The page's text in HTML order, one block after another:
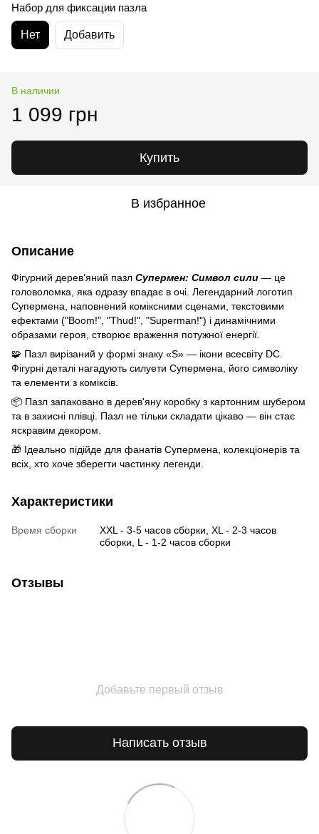
Набор для фиксации пазла
Нет Добавить
В наличии
1 099 грн
Купить
В избранное
Описание
Фігурний дерев’яний пазл Супермен: Символ сили — це
головоломка, яка одразу впадає в очі. Легендарний логотип
Супермена, наповнений коміксними сценами, текстовими
ефектами ("Boom!", "Thud!", "Superman!") і динамічними
образами героя, створює враження потужної енергії.
🧩 Пазл вирізаний у формі знаку «S» — ікони всесвіту DC.
Фігурні деталі нагадують силуети Супермена, його символіку
та елементи з коміксів.
📦 Пазл запаковано в дерев'яну коробку з картонним шубером
та в захисні плівці. Пазл не тільки складати цікаво — він стає
яскравим декором.
🎁 Ідеально підійде для фанатів Супермена, колекціонерів та
всіх, хто хоче зберегти частинку легенди.
Характеристики
Время сборки
XXL - 3-5 часов сборки, XL - 2-3 часов
сборки, L - 1-2 часов сборки
Отзывы
Добавьте первый отзыв
Написать отзыв